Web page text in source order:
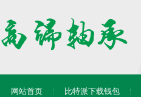
网站首页 比特派下载钱包